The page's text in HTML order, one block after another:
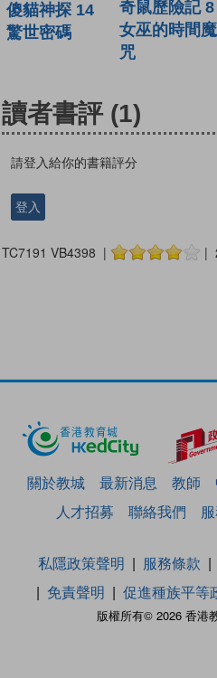
傻貓神探 14
驚世密碼
奇鼠歷險記 8
女巫的時間魔
咒
讀者書評 (1)
請登入給你的書籍評分
登入
TC7191 VB4398 | |
關於教城 最新消息 教師
人才招募
聯絡我們
版權所有© 2026 香港
私隱政策聲明 服務條款
免責聲明
促進種族平等